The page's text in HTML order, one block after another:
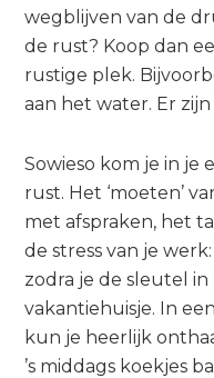
wegblijven van de
de rust? Koop dan
rustige plek.
aan het water. Er
Sowieso kom je in
rust. Het ‘moeten’
met afspraken, het
de stress van je
zodra je de sleutel
vakantiehuisje. In
kun je heerlijk
’s middags koekjes